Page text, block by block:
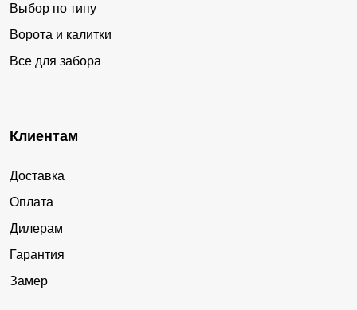
Выбор по типу
Ворота и калитки
Все для забора
Клиентам
Доставка
Оплата
Дилерам
Гарантия
Замер